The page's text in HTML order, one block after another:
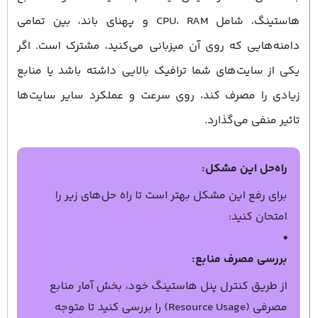
هاستینگ، شامل CPU، RAM و پهنای باند، بین تمامی
دامنه‌هایی که روی آن میزبانی می‌کنید، مشترک است. اگر
یکی از سایت‌های شما ترافیک بالایی داشته باشد یا منابع
زیادی را مصرف کند، روی سرعت و عملکرد سایر سایت‌ها
تاثیر منفی می‌گذارد.
راه‌حل این مشکل:
برای رفع این مشکل بهتر است تا راه حل‌های زیر را
امتحان کنید:
بررسی مصرف منابع:
از طریق کنترل پنل هاستینگ خود، بخش آمار منابع
مصرفی (Resource Usage) را بررسی کنید تا متوجه